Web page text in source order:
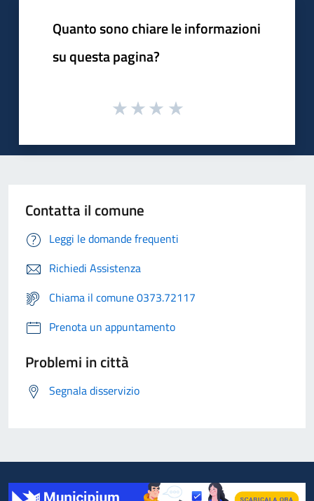
Quanto sono chiare le informazioni
su questa pagina?
Contatta il comune
Leggi le domande frequenti
Richiedi Assistenza
Chiama il comune 0373.72117
Prenota un appuntamento
Problemi in città
Segnala disservizio